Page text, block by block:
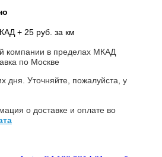
+ 25 руб. за км
компании в пределах МКАД
по Москве
дня. Уточняйте, пожалуйста, у
о доставке и оплате во